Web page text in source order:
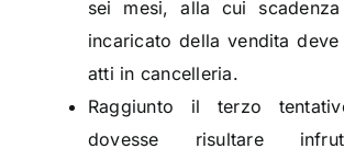
sei mesi, alla cui
incaricato della vendita
atti in cancelleria.
Raggiunto il terzo
dovesse risultare